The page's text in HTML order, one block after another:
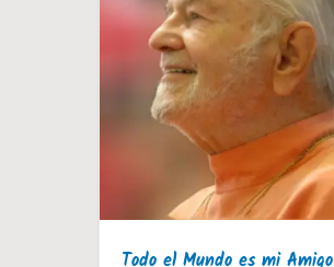
Todo el Mundo es mi Amigo